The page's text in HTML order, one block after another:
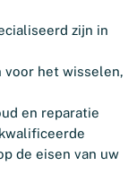
zijn in
voor het wisselen,
en reparatie
de eisen van uw